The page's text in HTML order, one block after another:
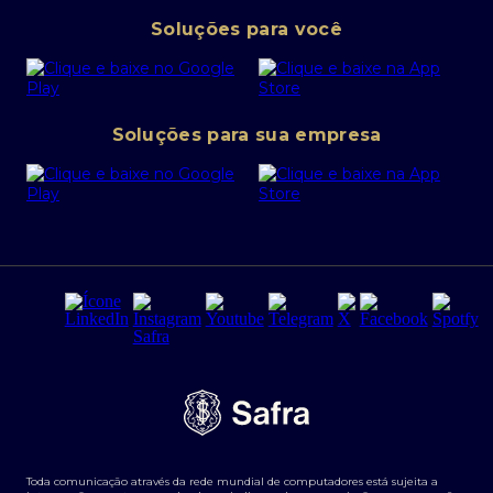
Canal de denúncias
Política de Segurança Cibernética
Portal da Privacidade
PRSAC
Regras e Parâmetros de Atuação Banco Safra
Segurança da Informação
Tarifas e serviços Pessoa Física
Transparência de remuneração
Abra sua conta PJ
SafraPay
Cartão Safra Empresas
Empréstimo e financiamentos PJ
Derivativos
Agronegócios
Soluções para você
Soluções para sua empresa
Toda comunicação através da rede mundial de computadores está sujeita a